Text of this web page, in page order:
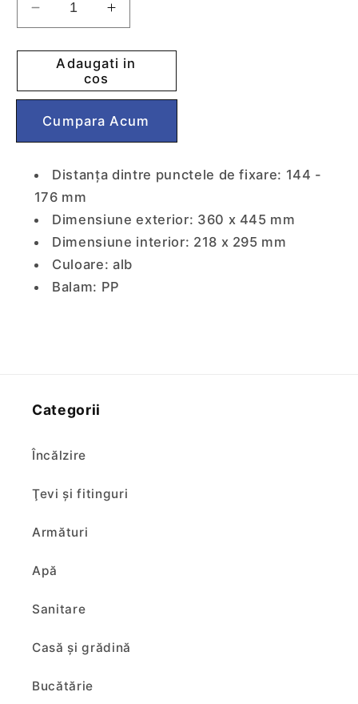
Reduceti
cantitatea
pentru
Capac
WC
Styron
Cresteti
cantitatea
pentru
Capac
WC
-
Styron
Adaugati in
cos
Cumpără acum
Distanța dintre punctele de fixare: 144 -
176 mm
Dimensiune exterior: 360 x 445 mm
Dimensiune interior: 218 x 295 mm
Culoare: alb
Balam: PP
Categorii
Încălzire
Ţevi şi fitinguri
Armături
Apă
Sanitare
Casă și grădină
Bucătărie